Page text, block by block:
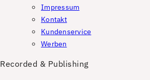
Impressum
Kontakt
Kundenservice
Werben
Recorded & Publishing